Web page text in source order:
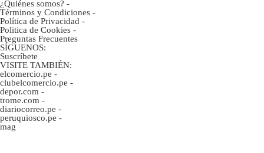
¿Quiénes somos? -
Términos y Condiciones -
Política de Privacidad -
Politica de Cookies -
Preguntas Frecuentes
SÍGUENOS:
Suscríbete
VISITE TAMBIÉN:
elcomercio.pe -
clubelcomercio.pe -
depor.com -
trome.com -
diariocorreo.pe -
peruquiosco.pe -
mag